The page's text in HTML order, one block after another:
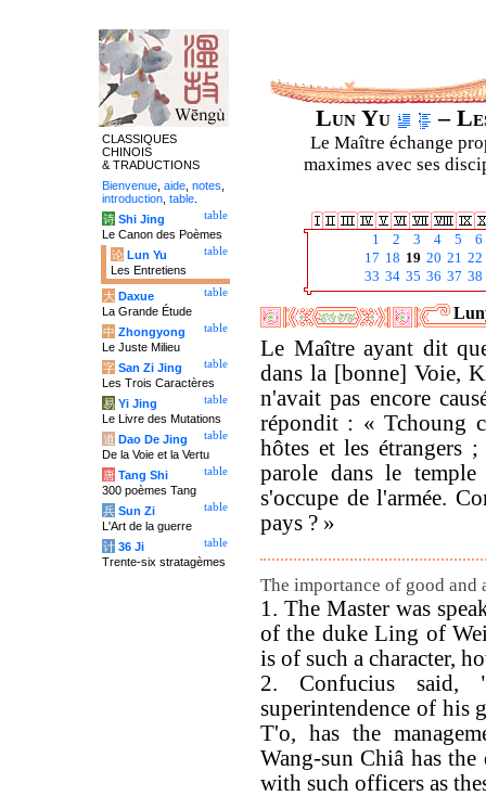
Lun Yu –
Le Maître échange
maximes avec ses
1 2 3 4 5
6
17 18 19 20 21 22
33 34 35 36 37 38
Le Maître ayant dit
dans la [bonne] Voie,
n'avait pas encore
répondit : « Tchoung
hôtes et les étrangers
parole dans le
s'occupe de l'armée.
pays ? »
The importance of good and
1. The Master was
of the duke Ling of
is of such a character,
2. Confucius said,
superintendence of his
T'o, has the
Wang-sun Chiâ has
with such officers as
CLASSIQUES
CHINOIS
& TRADUCTIONS
Bienvenue aide notes
introduction table
table
诗 Shi Jing
Le Canon des Poèmes
table
论 Lun Yu
Les Entretiens
table
大 Daxue
La Grande Étude
table
中 Zhongyong
Le Juste Milieu
table
字 San Zi Jing
Les Trois Caractères
table
易 Yi Jing
Le Livre des Mutations
table
道 Dao De Jing
De la Voie et la Vertu
table
唐 Tang Shi
300 poèmes Tang
table
兵 Sun Zi
L'Art de la guerre
table
计 36 Ji
Trente-six stratagèmes